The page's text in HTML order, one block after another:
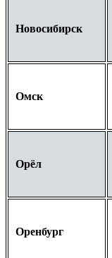
Новосибирск
Омск
Орёл
Оренбург